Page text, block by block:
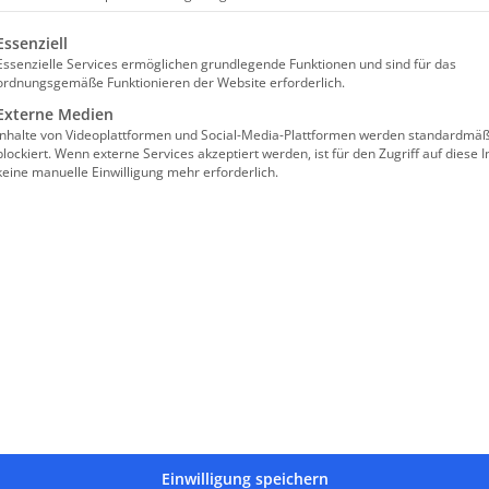
Sie suchen, konnte nicht gefunden werden. Es sieht so
oder eine andere Seite ausprobieren? Bitte nutzen
oder unter in Navigationsleite auf dieser Seite.
Gemeinde Köln
COLSDE33
3705 0198 0005 3124 83
Veranstaltungen
Gedenktage
eine Liste der Service-Gruppen, für die eine
Services ermöglichen grundlegende Funktionen und sind für das
Funktionieren der Website erforderlich.
Medien
von Videoplattformen und Social-Media-Plattformen werden
Wenn externe Services akzeptiert werden, ist für den Zugriff auf diese
manuelle Einwilligung mehr erforderlich.
Einwilligung speichern